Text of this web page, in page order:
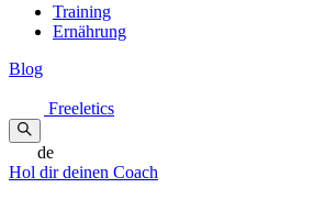
Training
Ernährung
Blog
Freeletics
de
Hol dir deinen Coach